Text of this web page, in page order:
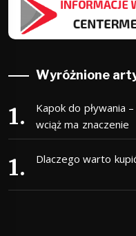
Wyróżnione
Kapok do pływania
wciąż ma znaczenie
Dlaczego warto